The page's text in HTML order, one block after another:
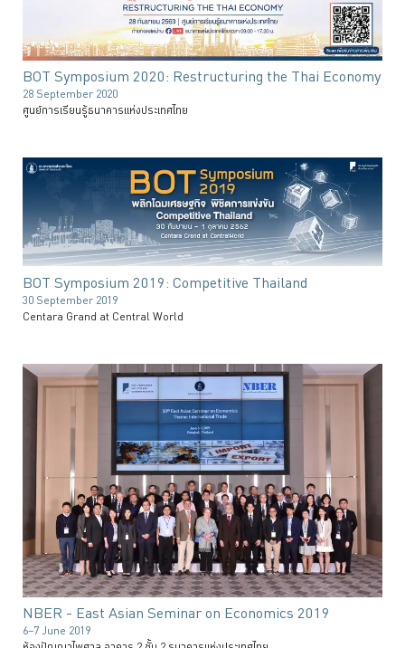
BOT Symposium 2020: Restructuring the Thai Economy
28 September 2020
ศูนย์การเรียนรู้ธนาคารแห่งประเทศไทย
BOT Symposium 2019: Competitive Thailand
30 September 2019
Centara Grand at Central World
NBER - East Asian Seminar on Economics 2019
6–7 June 2019